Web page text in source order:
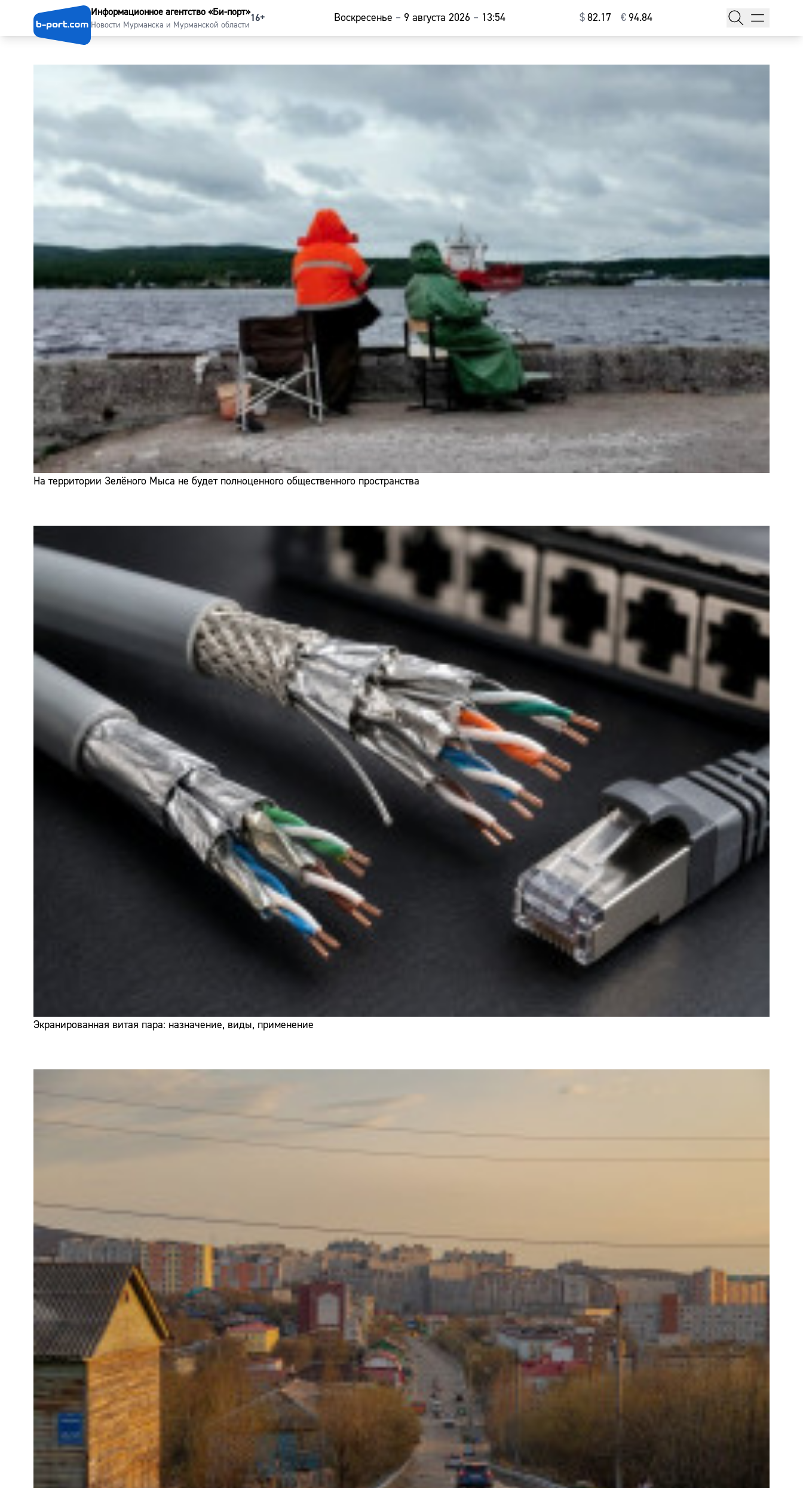
Информационное агентство «Би-порт»
Новости Мурманска и Мурманской области
16+ Воскресенье – 9 августа 2026 – 13:54 $⁠82.17 € ⁠94.84
На территории Зелёного Мыса не будет полноценного общественного пространства
Экранированная витая пара: назначение, виды, применение
Наши гости
Погода
Курсы валют
Сайт:
Адрес:
Телефон: